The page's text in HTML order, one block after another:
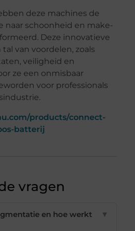
deze machines de
naar schoonheid en make-
Deze innovatieve
van voordelen, zoals
veiligheid en
ze een onmisbaar
voor professionals
products/connect-
batterij
vragen
en hoe werkt
▼